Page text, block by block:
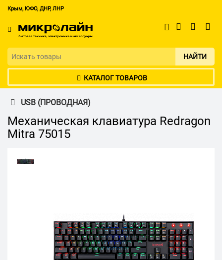
Крым, ЮФО, ДНР, ЛНР
НАЙТИ
КАТАЛОГ ТОВАРОВ
USB (ПРОВОДНАЯ)
Механическая клавиатура Redragon
Mitra 75015